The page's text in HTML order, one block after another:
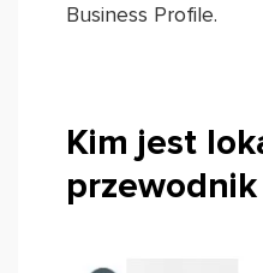
Business Profile.
Kim jest